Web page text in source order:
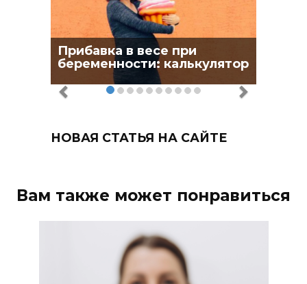
Прибавка в весе при
беременности: калькулятор
НОВАЯ СТАТЬЯ НА САЙТЕ
Вам также может понравиться